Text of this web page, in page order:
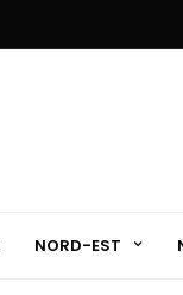
NORD-EST